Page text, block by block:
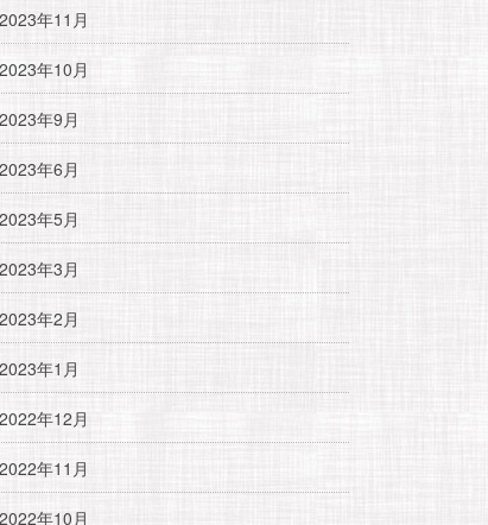
2023年11月
2023年10月
2023年9月
2023年6月
2023年5月
2023年3月
2023年2月
2023年1月
2022年12月
2022年11月
2022年10月